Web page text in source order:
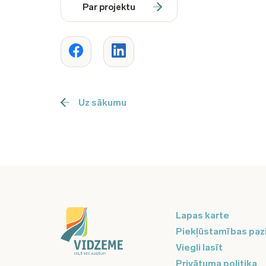
Par projektu
Uz sākumu
Lapas karte
Piekļūstamības
Viegli lasīt
Privātuma politika